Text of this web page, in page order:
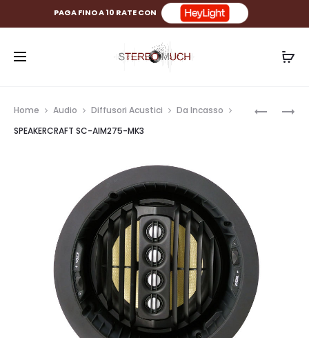
PAGA FINO A 10 RATE CON
Home Audio Diffusori Acustici
Da Incasso
SPEAKERCRAFT SC-AIM275-MK3